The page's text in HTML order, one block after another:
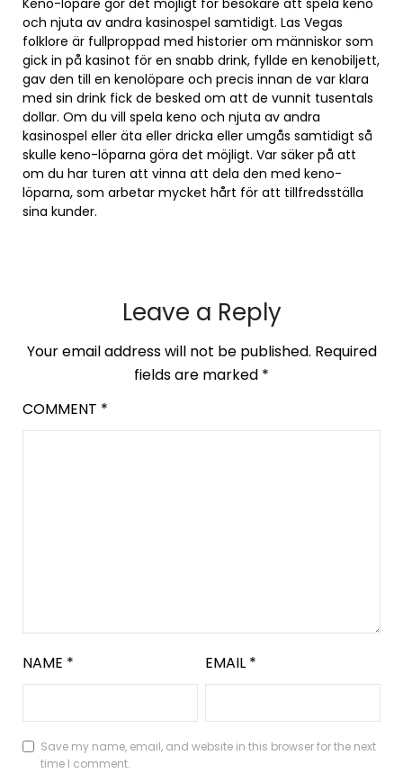
Keno-löpare gör det möjligt för besökare att spela keno
och njuta av andra kasinospel samtidigt. Las Vegas
folklore är fullproppad med historier om människor som
gick in på kasinot för en snabb drink, fyllde en kenobiljett,
gav den till en kenolöpare och precis innan de var klara
med sin drink fick de besked om att de vunnit tusentals
dollar. Om du vill spela keno och njuta av andra
kasinospel eller äta eller dricka eller umgås samtidigt så
skulle keno-löparna göra det möjligt. Var säker på att
om du har turen att vinna att dela den med keno-
löparna, som arbetar mycket hårt för att tillfredsställa
sina kunder.
Leave a Reply
Your email address will not be published. Required
fields are marked *
COMMENT *
NAME * EMAIL *
Save my name, email, and website in this browser for the next
time I comment.